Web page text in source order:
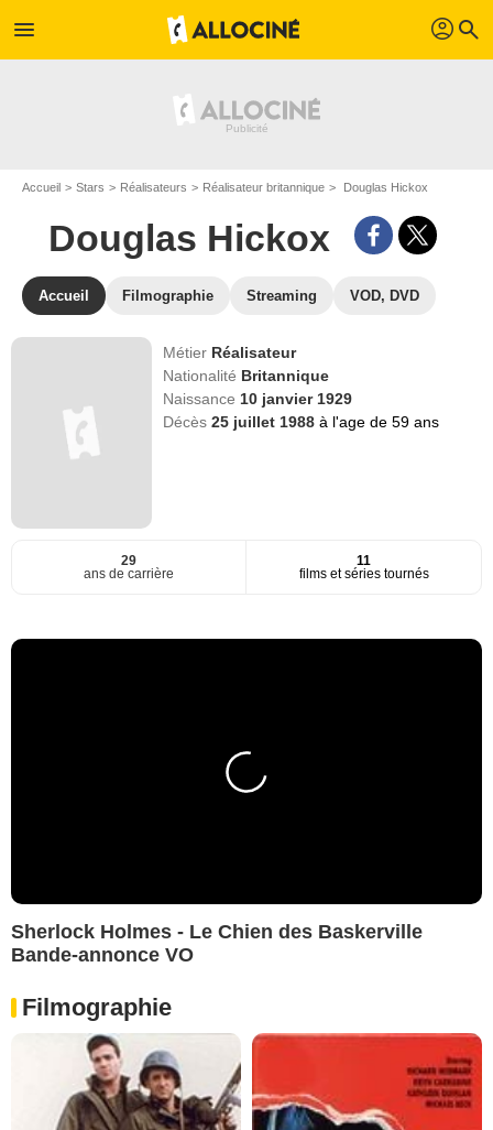
menu profil search
Accueil Stars Réalisateurs Réalisateur britannique Douglas Hickox
Douglas Hickox
Accueil Filmographie Streaming VOD, DVD
Métier Réalisateur
Nationalité Britannique
Naissance 10 janvier 1929
Décès25 juillet 1988à l'age de 59 ans
29
ans de carrière
11
films et séries tournés
Sherlock Holmes - Le Chien des Baskerville
Bande-annonce VO
Filmographie